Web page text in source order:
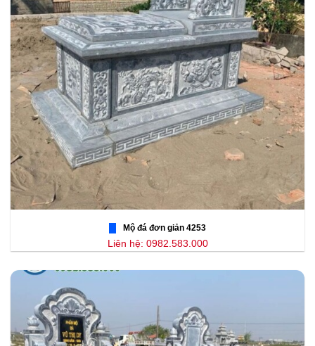
Mộ đá đơn giản 4253
Liên hệ: 0982.583.000